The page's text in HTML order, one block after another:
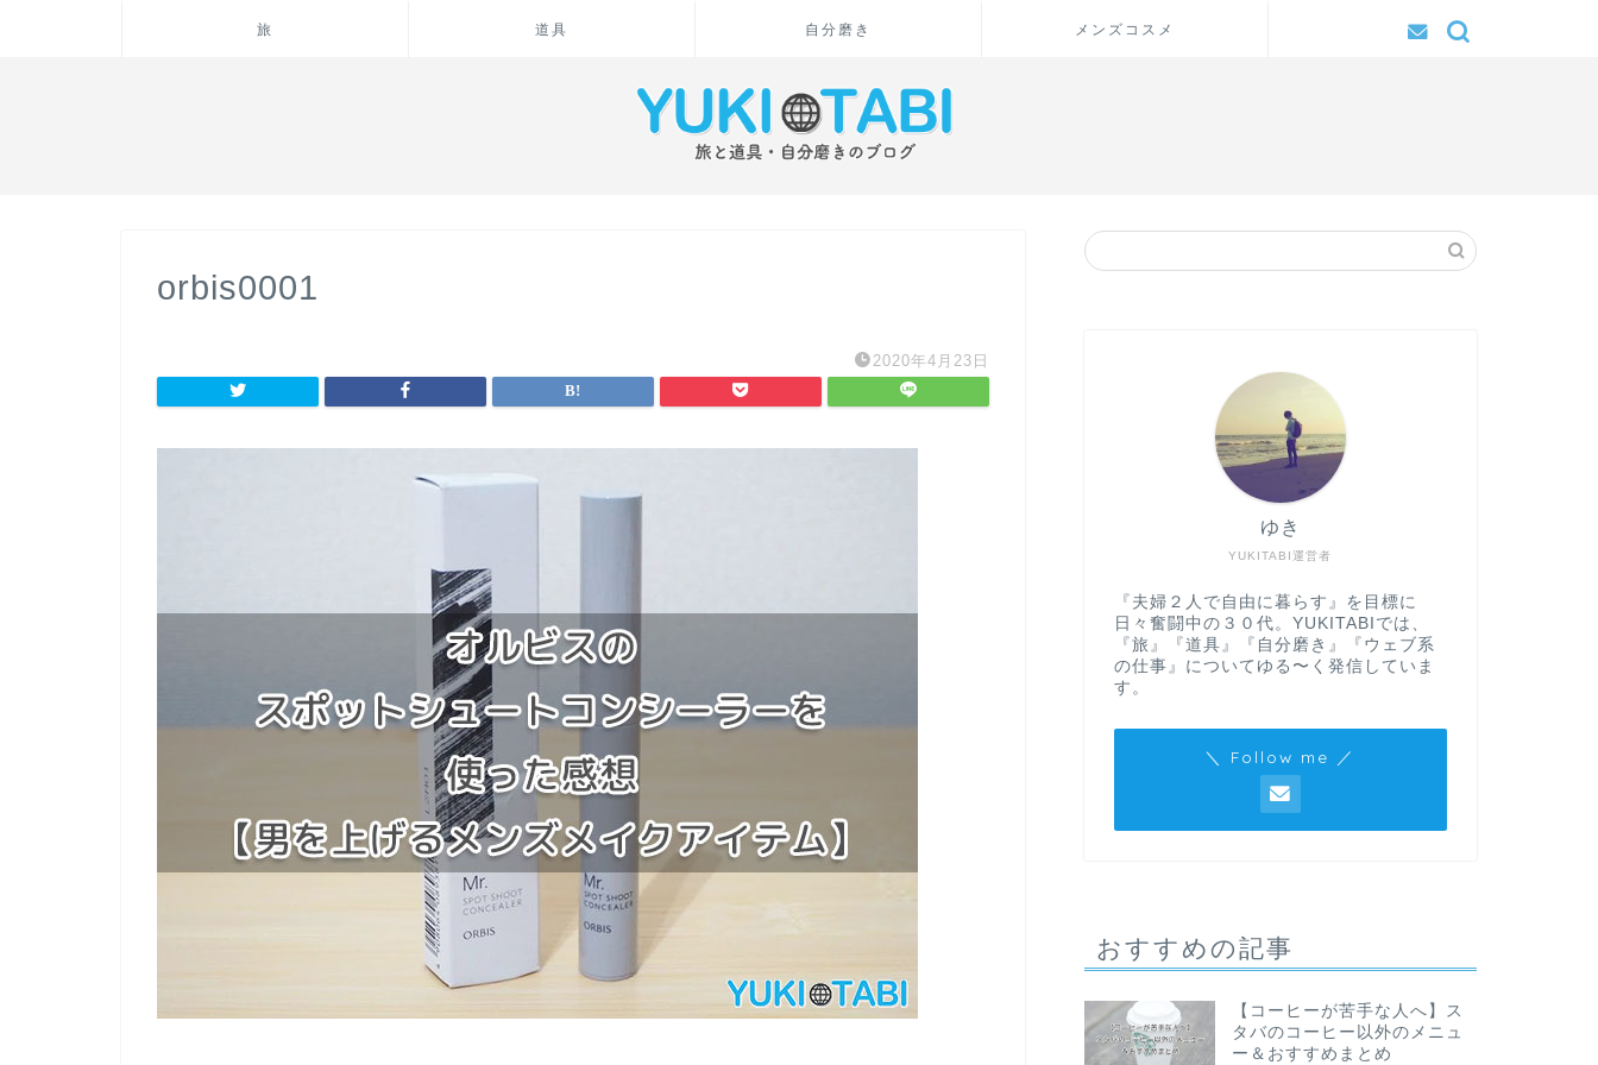
旅 道具 自分磨き メンズコスメ
orbis0001
2020年4月23日
YUKITABI運営者
ゆき
『夫婦２人で自由に暮らす』を目標に
日々奮闘中の３０代。YUKITABIでは、
『旅』『道具』『自分磨き』『ウェブ系
の仕事』についてゆる〜く発信していま
す。
＼ Follow me ／
おすすめの記事
【コーヒーが苦手な人へ】ス
タバのコーヒー以外のメニュ
ー＆おすすめまとめ